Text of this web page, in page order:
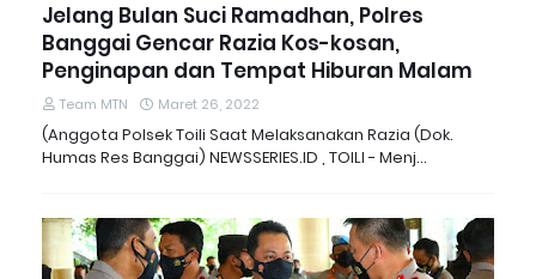
Jelang Bulan Suci Ramadhan, Polres
Banggai Gencar Razia Kos-kosan,
Penginapan dan Tempat Hiburan Malam
Team MTN Maret 26, 2022
(Anggota Polsek Toili Saat Melaksanakan Razia (Dok.
Humas Res Banggai) NEWSSERIES.ID , TOILI - Menj…